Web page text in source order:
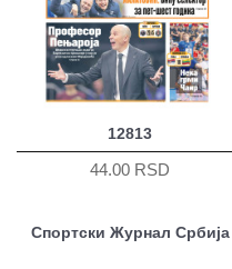
12813
44.00 RSD
Спортски Журнал Србија